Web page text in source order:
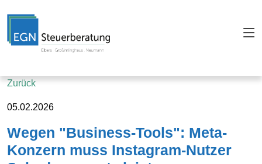
Zurück
05.02.2026
Wegen "Business-Tools": Meta-
Konzern muss Instagram-Nutzer